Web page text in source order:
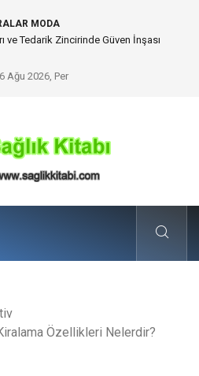
MODA
Hizmet Ve Uç Nokta Konforu
Ağu 2026, Per
Özellikleri Nelerdir?